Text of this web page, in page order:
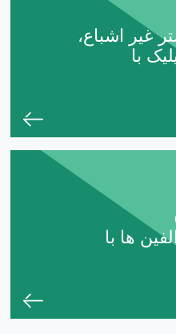
غیر اشباع،
با
ها با